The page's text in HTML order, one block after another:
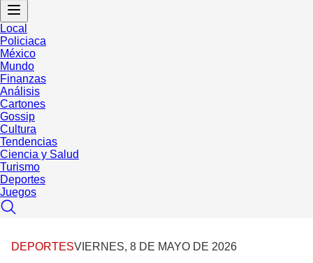
Local
Policiaca
México
Mundo
Finanzas
Análisis
Cartones
Gossip
Cultura
Tendencias
Ciencia y Salud
Turismo
Deportes
Juegos
DEPORTESVIERNES, 8 DE MAYO DE 2026